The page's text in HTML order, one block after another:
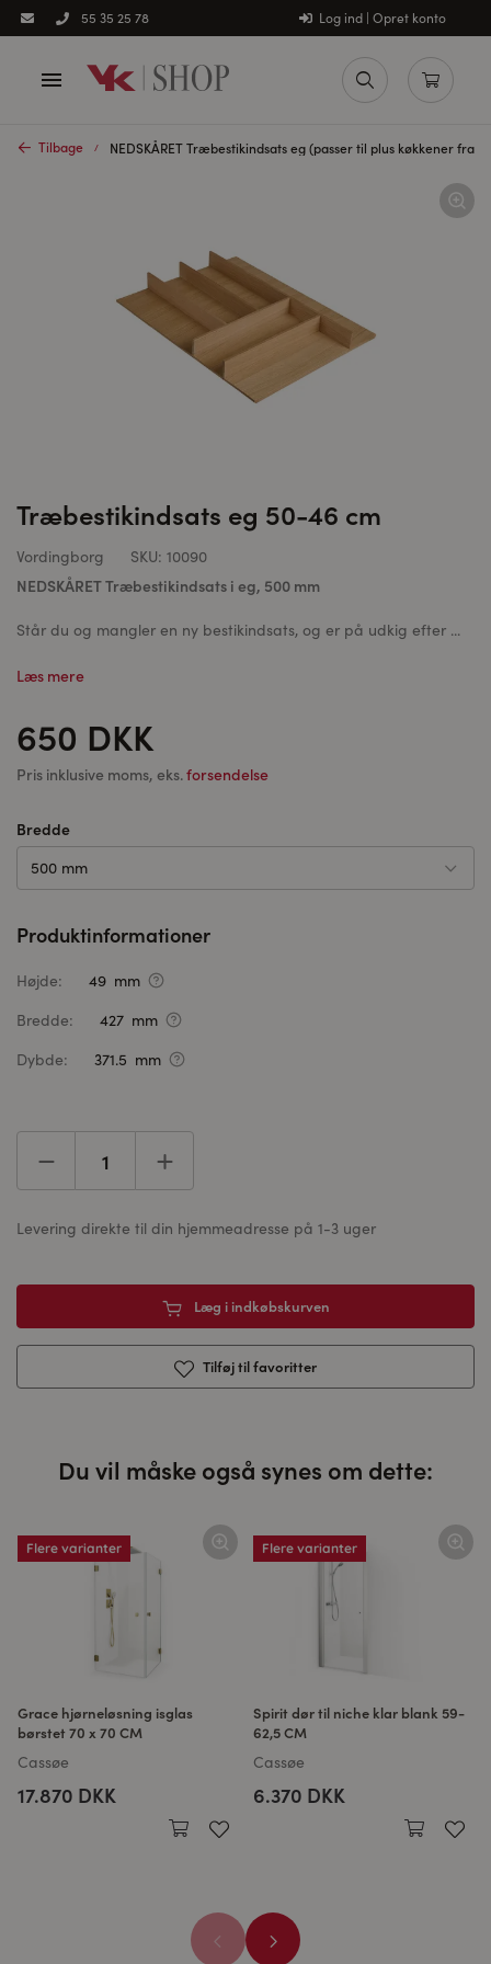
55 35 25 78 Log ind | Opret konto
Tilbage NEDSKÅRET Træbestikindsats eg (passer til plus køkkener fra
Træbestikindsats eg 50-46 cm
Vordingborg SKU: 10090
NEDSKÅRET Træbestikindsats i eg, 500 mm
Står du og mangler en ny bestikindsats, og er på udkig efter ...
Læs mere
650 DKK
Pris inklusive moms, eks.forsendelse
Bredde
500 mm
Produktinformationer
Højde:
49 mm
Bredde:
427 mm
Dybde:
371.5 mm
Levering direkte til din hjemmeadresse på 1-3 uger
Læg i indkøbskurven
Tilføj til favoritter
Du vil måske også synes om dette:
Flere varianter
Grace hjørneløsning isglas
børstet 70 x 70 CM
Cassøe
17.870 DKK
Flere varianter
Spirit dør til niche klar blank 59-
62,5 CM
Cassøe
6.370 DKK